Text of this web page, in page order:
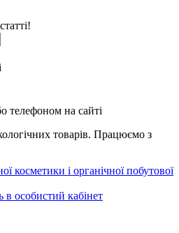
товарів. Працюємо з
в особистий кабінет